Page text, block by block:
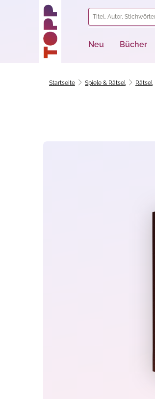
Zur Hauptnavigation springen
Neu Bücher
Startseite Spiele & Rätsel Rätsel